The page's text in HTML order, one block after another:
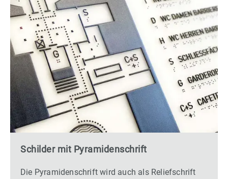
Schilder mit Pyramidenschrift
Die Pyramidenschrift wird auch als Reliefschrift